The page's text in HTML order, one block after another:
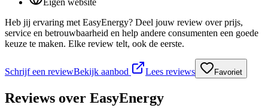
Heb jij ervaring met EasyEnergy? Deel jouw review over prijs,
service en betrouwbaarheid en help andere consumenten een goede
keuze te maken. Elke review telt, ook de eerste.
Schrijf een reviewBekijk aanbod Lees reviews Favoriet
Reviews over EasyEnergy